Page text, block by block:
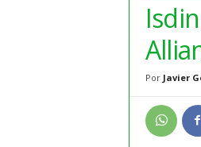
o
Por Javier